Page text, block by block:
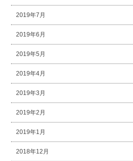
2019年7月
2019年6月
2019年5月
2019年4月
2019年3月
2019年2月
2019年1月
2018年12月